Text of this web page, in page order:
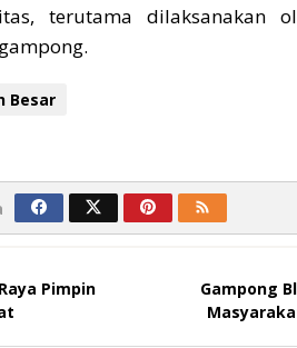
terutama dilaksanakan
Besar
Pimpin
Gampong